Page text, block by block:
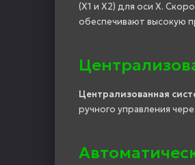
(X1 и X2) для оси X.
обеспечивают высокую
Централизованная
ручного управления